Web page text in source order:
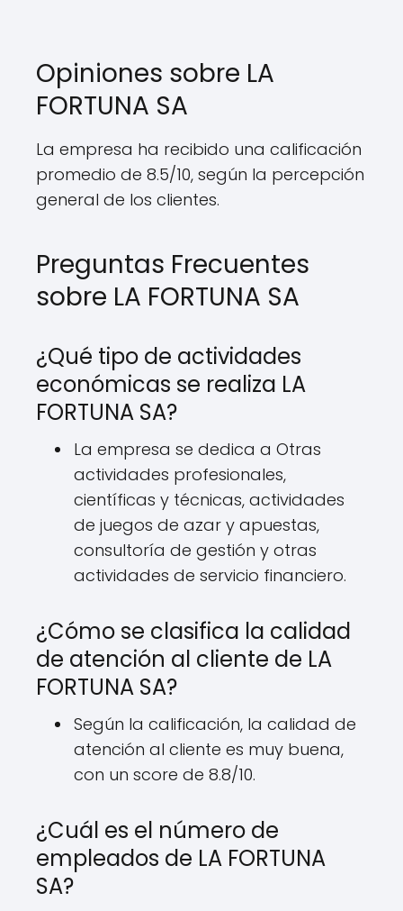
Opiniones sobre LA
FORTUNA SA
La empresa ha recibido una calificación
promedio de 8.5/10, según la percepción
general de los clientes.
Preguntas Frecuentes
sobre LA FORTUNA SA
¿Qué tipo de actividades
económicas se realiza LA
FORTUNA SA?
La empresa se dedica a Otras
actividades profesionales,
científicas y técnicas, actividades
de juegos de azar y apuestas,
consultoría de gestión y otras
actividades de servicio financiero.
¿Cómo se clasifica la calidad
de atención al cliente de LA
FORTUNA SA?
Según la calificación, la calidad de
atención al cliente es muy buena,
con un score de 8.8/10.
¿Cuál es el número de
empleados de LA FORTUNA
SA?